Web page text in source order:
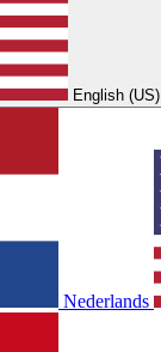
English (US)
Nederlands